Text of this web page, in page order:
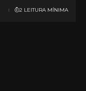
2 LEITURA MÍNIMA